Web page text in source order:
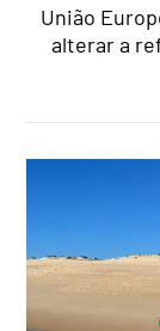
União
alterar a